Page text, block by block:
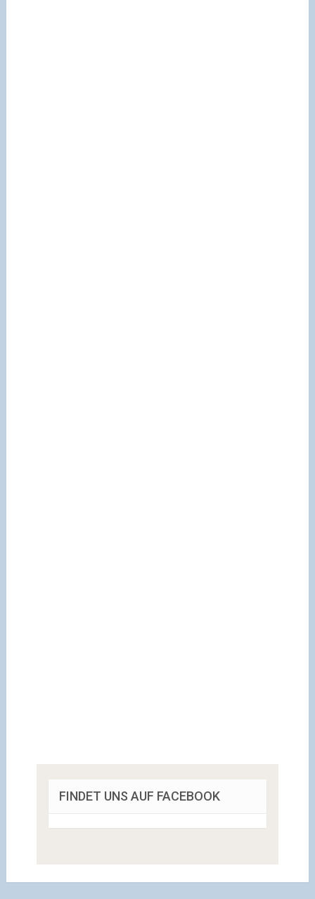
FINDET UNS AUF FACEBOOK